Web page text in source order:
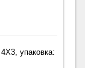
упаковка: